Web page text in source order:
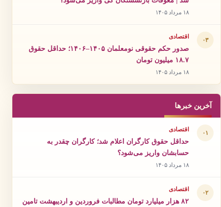
۱۸ مرداد ۱۴۰۵
۰۳ اقتصادی
صدور حکم حقوقی نومعلمان ۱۴۰۵–۱۴۰۶؛ حداقل حقوق
۱۸.۷ میلیون تومان
۱۸ مرداد ۱۴۰۵
آخرین خبرها
۰۱ اقتصادی
حداقل حقوق کارگران اعلام شد؛ کارگران چقدر به
حسابشان واریز می‌شود؟
۱۸ مرداد ۱۴۰۵
۰۲ اقتصادی
۸۲ هزار میلیارد تومان مطالبات فروردین و اردیبهشت تامین